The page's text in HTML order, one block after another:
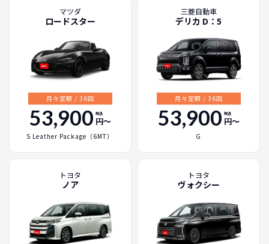
マツダ
ロードスター
月々定額 / 36回
53,900 税込
円〜
S Leather Package（6MT）
三菱自動車
デリカ D：5
月々定額 / 36回
53,900 税込
円〜
G
トヨタ
ノア
トヨタ
ヴォクシー